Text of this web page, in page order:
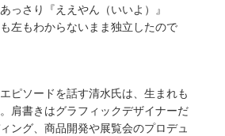
っさり『ええやん（いいよ）』
も左もわからないまま独立したので
ピソードを話す清水氏は、生まれも
肩書きはグラフィックデザイナーだ
ング、商品開発や展覧会のプロデュ